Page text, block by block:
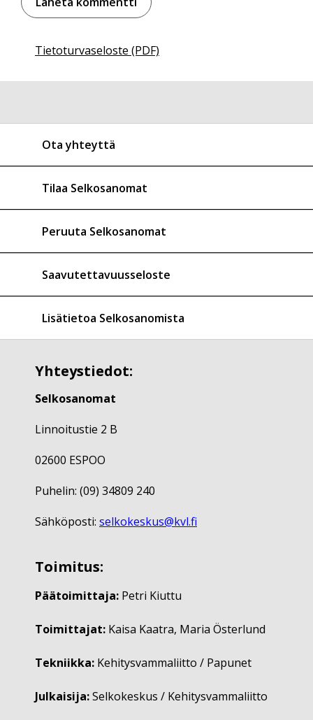
Tietoturvaseloste (PDF)
Ota yhteyttä
Tilaa Selkosanomat
Peruuta Selkosanomat
Saavutettavuusseloste
Lisätietoa Selkosanomista
Yhteystiedot:
Selkosanomat
Linnoitustie 2 B
02600 ESPOO
Puhelin: (09) 34809 240
Sähköposti: selkokeskus@kvl.fi
Toimitus:
Päätoimittaja: Petri Kiuttu
Toimittajat: Kaisa Kaatra, Maria Österlund
Tekniikka: Kehitysvammaliitto / Papunet
Julkaisija:Selkokeskus / Kehitysvammaliitto